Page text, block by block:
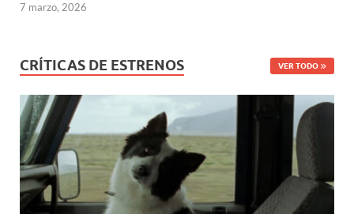
7 marzo, 2026
CRÍTICAS DE ESTRENOS VER TODO